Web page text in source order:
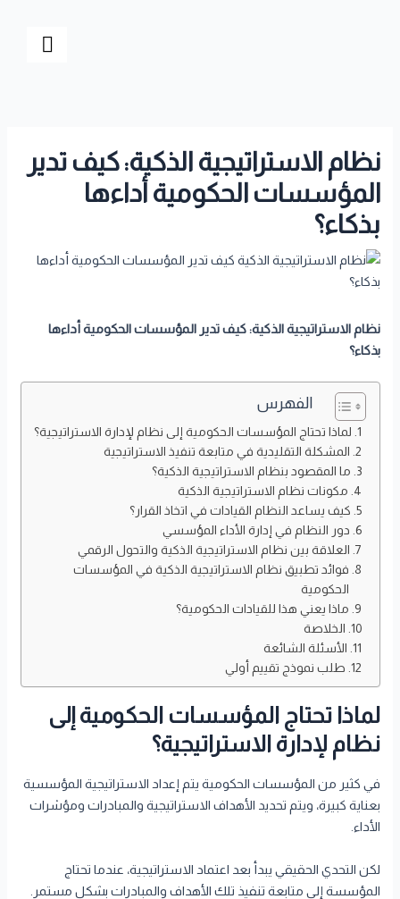
نظام الاستراتيجية الذكية: كيف تدير
المؤسسات الحكومية أداءها
بذكاء؟
نظام الاستراتيجية الذكية:كيف تدير المؤسسات الحكومية أداءها
بذكاء؟
الفهرس
لماذا تحتاج المؤسسات الحكومية إلى نظام لإدارة الاستراتيجية؟
المشكلة التقليدية في متابعة تنفيذ الاستراتيجية
ما المقصود بنظام الاستراتيجية الذكية؟
مكونات نظام الاستراتيجية الذكية
كيف يساعد النظام القيادات في اتخاذ القرار؟
دور النظام في إدارة الأداء المؤسسي
العلاقة بين نظام الاستراتيجية الذكية والتحول الرقمي
فوائد تطبيق نظام الاستراتيجية الذكية في المؤسسات
الحكومية
ماذا يعني هذا للقيادات الحكومية؟
الخلاصة
الأسئلة الشائعة
طلب نموذج تقييم أولي
لماذا تحتاج المؤسسات الحكومية إلى
نظام لإدارة الاستراتيجية؟
في كثير من المؤسسات الحكومية يتم إعداد الاستراتيجية المؤسسية
بعناية كبيرة، ويتم تحديد الأهداف الاستراتيجية والمبادرات ومؤشرات
الأداء.
لكن التحدي الحقيقي يبدأ بعد اعتماد الاستراتيجية، عندما تحتاج
المؤسسة إلى متابعة تنفيذ تلك الأهداف والمبادرات بشكل مستمر.